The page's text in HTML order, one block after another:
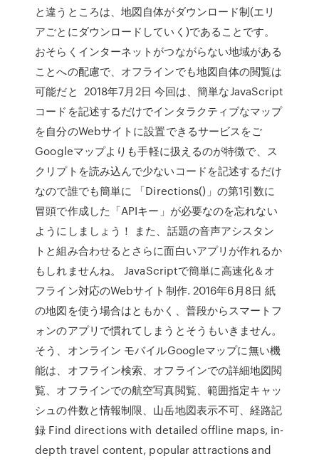
と違うところは、地図自体がダウンロード制(エリ
アごとにダウンロードしていく)であることです。
おそらくインターネットがつながらない地域がある
ことへの配慮で、オフラインでも地図自体の閲覧は
可能だと 2018年7月2日 今回は、簡単なJavaScript
コードを記述するだけでインタラクティブなマップ
を自分のWebサイトに設置できるサービスをご
Googleマップよりも手軽に扱えるのが特徴で、ス
クリプトを読み込んで少ないコードを記述するだけ
なので誰でも簡単に 「Directions()」の第1引数に
冒頭で作成した「APIキー」が必要なのを忘れない
ようにしましょう！ また、話題の音声アシスタン
トと組み合わせるとさらに面白いアプリが作れるか
もしれませんね。 JavaScriptで簡単に高速化＆オ
フライン対応のWebサイト制作. 2016年6月8日 紙
の地図を使う場合はともかく、普段からスマートフ
ォンのアプリで慣れてしまうとそうもいきません。
そう、オンライン モバイルGoogleマップに無い機
能は、オフライン検索、オフラインでの詳細地図閲
覧、オフラインでの航空写真閲覧、範囲指定キャッ
シュの件数と情報制限、山岳地図表示不可、経路記
録 Find directions with detailed offline maps, in-
depth travel content, popular attractions and